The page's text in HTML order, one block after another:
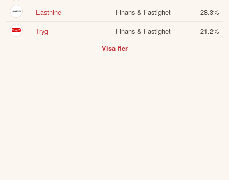
Eastnine
Finans & Fastighet 28.3%
Tryg
Finans & Fastighet 21.2%
Visa fler